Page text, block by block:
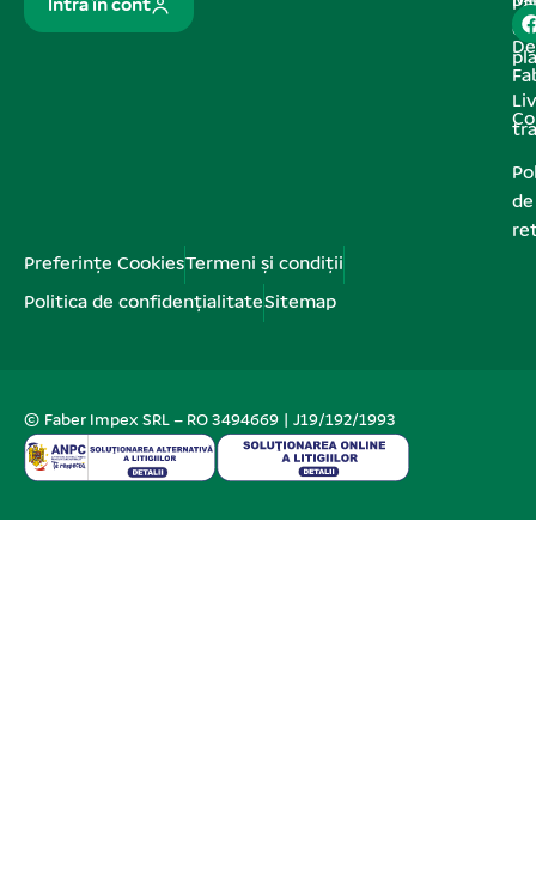
Intră în cont
de
de
Preferințe CookiesTermeni și condiții
Politica de confidențialitateSitemap
© Faber Impex SRL – RO 3494669 | J19/192/1993